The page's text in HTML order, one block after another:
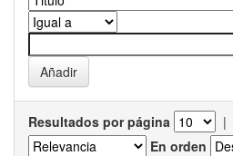
Resultados por página |
En orden